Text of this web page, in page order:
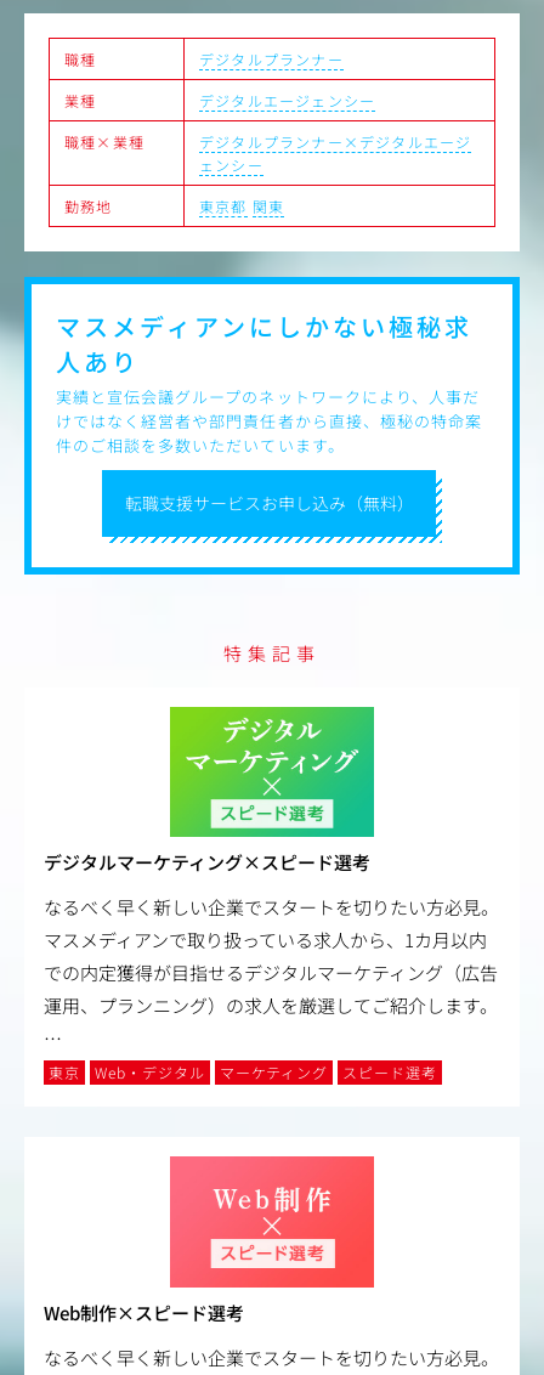
・原稿作成：投資信託の決算期に合わせた報告書等の原稿
作成。基本はメール、電話でのやり取りが中心。お客様か
らのデータ作成依頼を正確に理解し、制作部門へ原稿手配
を行う。
・進行管理：社内外の制作部門と連携し、スケジュールや
タスクの進捗を管理。急な増刷対応や納期調整も顧客の信
頼に繋がります。
・校正・検品：作成したデータが正しいか確認を行う。デ
ジタル校正ツールを補助ツールとしても活用。最終成果物
の緻密なチェック。
職種
デジタルプランナー
業種
デジタルエージェンシー
職種×業種
デジタルプランナー×デジタルエージ
ェンシー
勤務地
東京都 関東
転職支援サービスお申し込み（無料）
マスメディアンにしかない極秘求
人あり
実績と宣伝会議グループのネットワークにより、人事だ
けではなく経営者や部門責任者から直接、極秘の特命案
件のご相談を多数いただいています。
特集記事
デジタルマーケティング×スピード選考
なるべく早く新しい企業でスタートを切りたい方必見。
マスメディアンで取り扱っている求人から、1カ月以内
での内定獲得が目指せるデジタルマーケティング（広告
運用、プランニング）の求人を厳選してご紹介します。
…
東京 Web・デジタル マーケティング スピード選考
Web制作×スピード選考
なるべく早く新しい企業でスタートを切りたい方必見。